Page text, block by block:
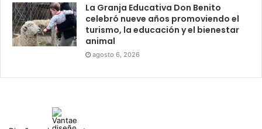
La Granja Educativa Don Benito
celebró nueve años promoviendo el
turismo, la educación y el bienestar
animal
agosto 6, 2026